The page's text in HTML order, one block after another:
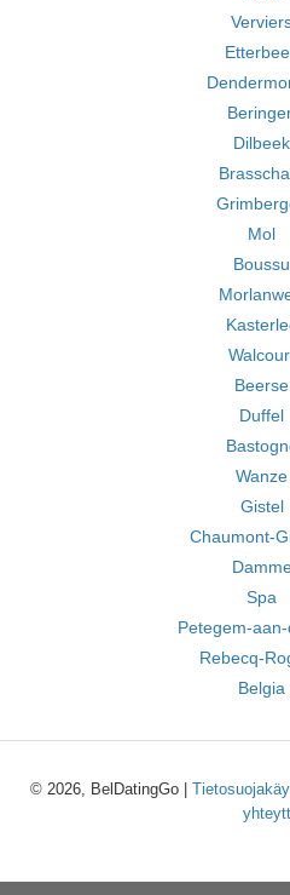
Dilbeek
Mol
Boussu
Beerse
Duffel
Wanze
Gistel
Chaumont-
Spa
Petegem-
Rebecq-
Belgia
© 2026, BelDatingGo |